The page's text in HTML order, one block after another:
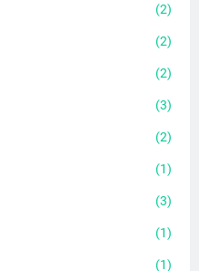
(2)
(2)
(2)
(3)
(2)
(1)
(3)
(1)
(1)